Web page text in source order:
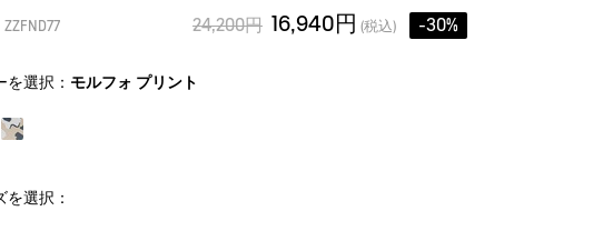
24,200円 16,940円 (税込) -30%
を選択： モルフォ プリント
を選択：